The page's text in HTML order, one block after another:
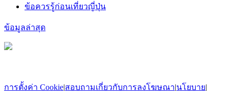
ข้อควรรู้ก่อนเที่ยวญี่ปุ่น
ข้อมูลล่าสุด
การตั้งค่า Cookie|สอบถามเกี่ยวกับการลงโฆษณา|นโยบาย|